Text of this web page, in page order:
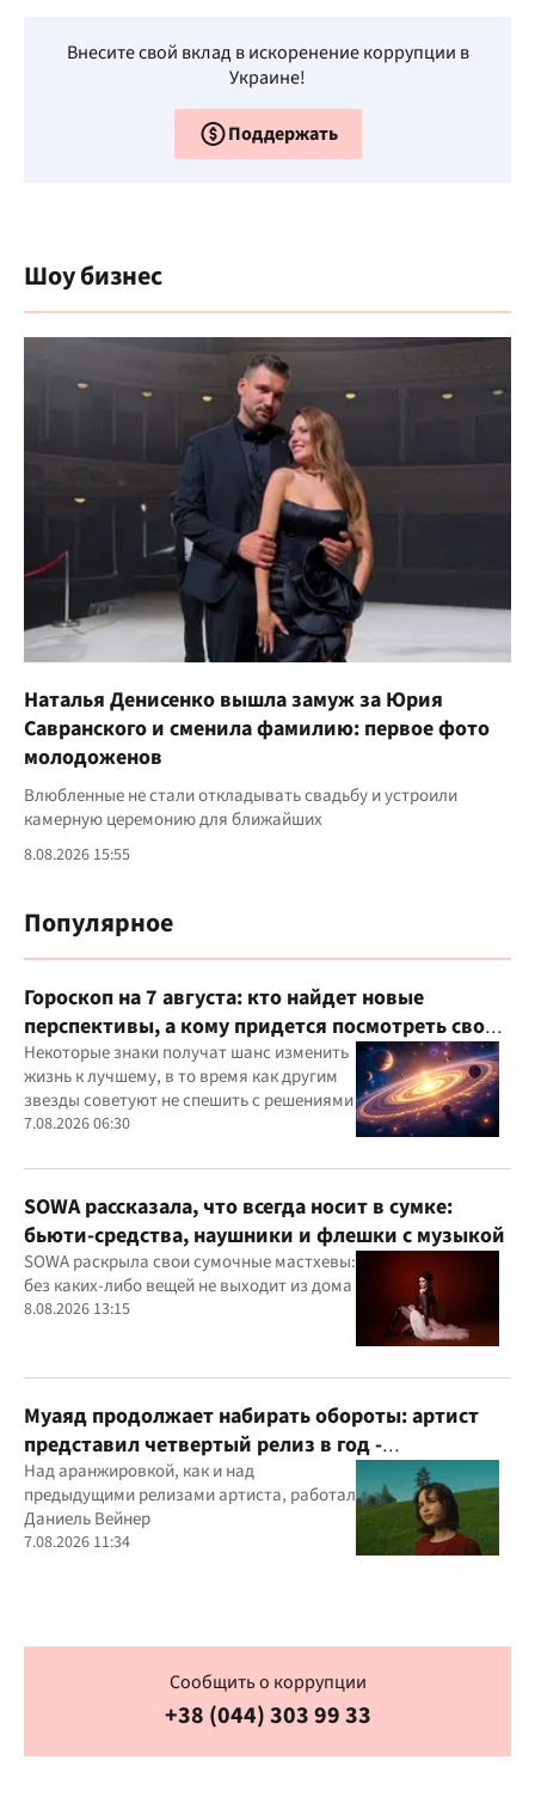
Внесите свой вклад в искоренение коррупции в
Украине!
Поддержать
Шоу бизнес
Наталья Денисенко вышла замуж за Юрия
Савранского и сменила фамилию: первое фото
молодоженов
Влюбленные не стали откладывать свадьбу и устроили
камерную церемонию для ближайших
8.08.2026 15:55
Популярное
Гороскоп на 7 августа: кто найдет новые
перспективы, а кому придется посмотреть свои
приоритеты
Некоторые знаки получат шанс изменить
жизнь к лучшему, в то время как другим
звезды советуют не спешить с решениями
7.08.2026 06:30
SOWA рассказала, что всегда носит в сумке:
бьюти-средства, наушники и флешки с музыкой
SOWA раскрыла свои сумочные мастхевы:
без каких-либо вещей не выходит из дома
8.08.2026 13:15
Муаяд продолжает набирать обороты: артист
представил четвертый релиз в год -
кинематографическую балладу "Ты одна"
Над аранжировкой, как и над
предыдущими релизами артиста, работал
Даниель Вейнер
7.08.2026 11:34
Сообщить о коррупции
+38 (044) 303 99 33